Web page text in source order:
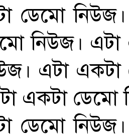
ডেমো
নিউজ।
এটা
একটা ডেমো
ডেমো